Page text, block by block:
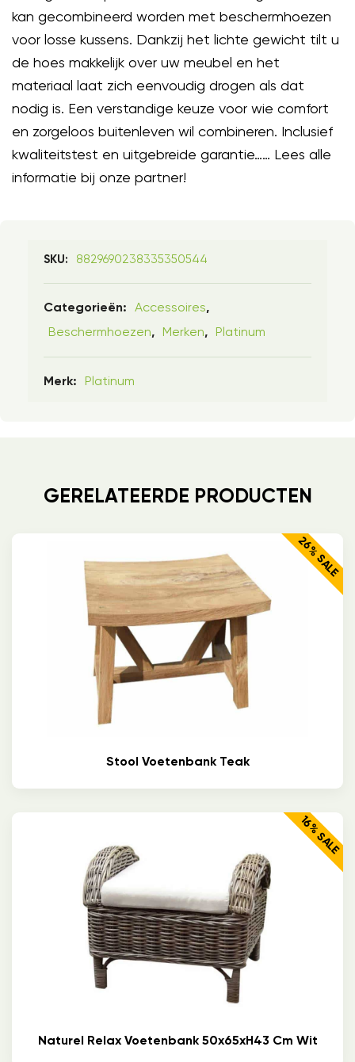
kan gecombineerd worden met beschermhoezen
voor losse kussens. Dankzij het lichte gewicht tilt u
de hoes makkelijk over uw meubel en het
materiaal laat zich eenvoudig drogen als dat
nodig is. Een verstandige keuze voor wie comfort
en zorgeloos buitenleven wil combineren. Inclusief
kwaliteitstest en uitgebreide garantie…… Lees alle
informatie bij onze partner!
SKU: 8829690238335350544
Categorieën: Accessoires,
Beschermhoezen, Merken, Platinum
Merk: Platinum
GERELATEERDE PRODUCTEN
26% SALE
Stool Voetenbank Teak
16% SALE
Naturel Relax Voetenbank 50x65xH43 Cm Wit